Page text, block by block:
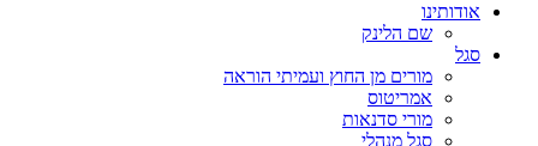
אודותינו
שם הלינק
סגל
מורים מן החוץ ועמיתי הוראה
אמריטוס
מורי סדנאות
סגל מנהלי